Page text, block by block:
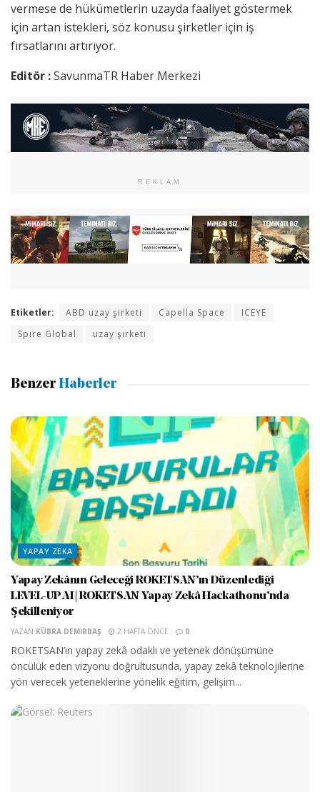
vermese de hükümetlerin uzayda faaliyet göstermek
için artan istekleri, söz konusu şirketler için iş
fırsatlarını artırıyor.
Editör :SavunmaTR Haber Merkezi
REKLAM
Etiketler: ABD uzay şirketi Capella Space
ICEYE
Spire Global
uzay şirketi
Benzer Haberler
YAPAY ZEKA
Yapay Zekânın Geleceği ROKETSAN’ın Düzenlediği
LEVEL-UP AI | ROKETSAN Yapay Zekâ Hackathonu’nda
Şekilleniyor
YAZAN KÜBRA DEMIRBAŞ 2 HAFTA ÖNCE 0
ROKETSAN’ın yapay zekâ odaklı ve yetenek dönüşümüne
öncülük eden vizyonu doğrultusunda, yapay zekâ teknolojilerine
yön verecek yeteneklerine yönelik eğitim, gelişim...